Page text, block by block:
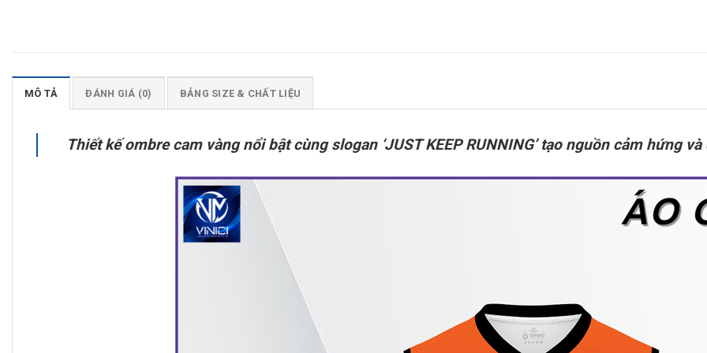
MÔ TẢ ĐÁNH GIÁ (0) BẢNG SIZE & CHẤT LIỆU
Thiết kế ombre cam vàng nổi bật cùng slogan ‘JUST KEEP RUNNING’ tạo nguồn cảm hứng